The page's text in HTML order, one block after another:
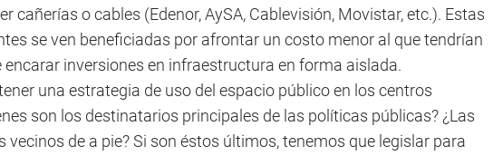
cañerías o cables (Edenor, AySA, Cablevisión, Movistar, etc.). Estas
se ven beneficiadas por afrontar un costo menor al que tendrían
encarar inversiones en infraestructura en forma aislada.
una estrategia de uso del espacio público en los centros
son los destinatarios principales de las políticas públicas? ¿Las
vecinos de a pie? Si son éstos últimos, tenemos que legislar para